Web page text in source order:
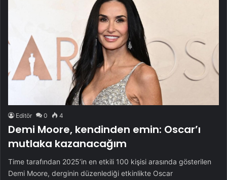
Editör 0 4
Demi Moore, kendinden emin: Oscar’ı
mutlaka kazanacağım
Time tarafından 2025’in en etkili 100 kişisi arasında gösterilen
Demi Moore, derginin düzenlediği etkinlikte Oscar